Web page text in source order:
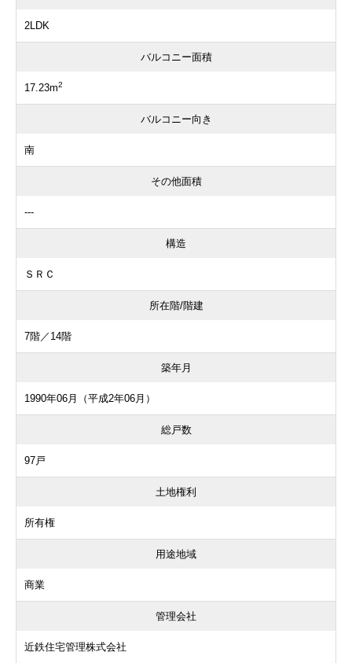
2LDK
バルコニー面積
17.23m2
バルコニー向き
南
その他面積
---
構造
ＳＲＣ
所在階/階建
7階／14階
築年月
1990年06月（平成2年06月）
総戸数
97戸
土地権利
所有権
用途地域
商業
管理会社
近鉄住宅管理株式会社